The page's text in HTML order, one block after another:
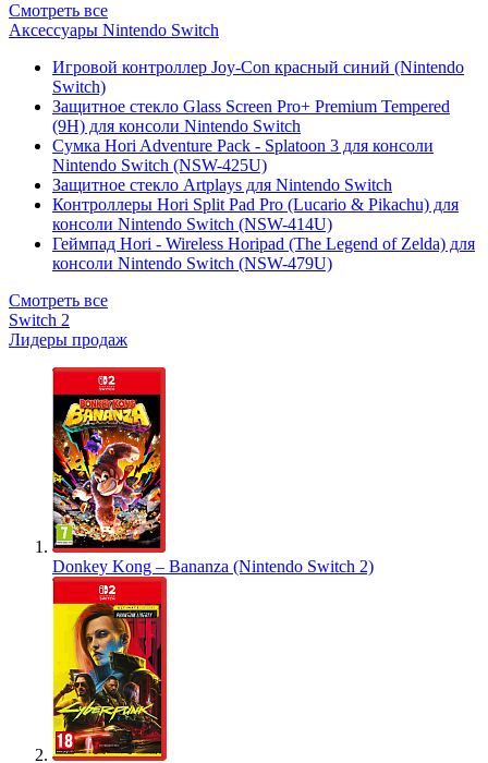
Смотреть все
Аксессуары Nintendo Switch
Игровой контроллер Joy-Con красный синий (Nintendo
Switch)
Защитное стекло Glass Screen Pro+ Premium Tempered
(9H) для консоли Nintendo Switch
Сумка Hori Adventure Pack - Splatoon 3 для консоли
Nintendo Switch (NSW-425U)
Защитное стекло Artplays для Nintendo Switch
Контроллеры Hori Split Pad Pro (Lucario & Pikachu) для
консоли Nintendo Switch (NSW-414U)
Геймпад Hori - Wireless Horipad (The Legend of Zelda) для
консоли Nintendo Switch (NSW-479U)
Смотреть все
Switch 2
Лидеры продаж
Donkey Kong – Bananza (Nintendo Switch 2)